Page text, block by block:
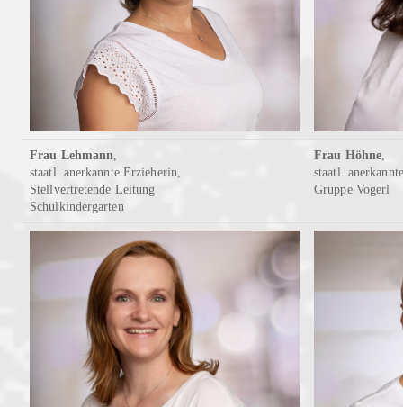
Frau Lehmann,
staatl. anerkannte Erzieherin,
Stellvertretende Leitung
Schulkindergarten
Frau Höhne,
staatl.
Gruppe Vogerl